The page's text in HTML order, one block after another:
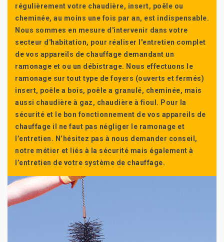
régulièrement votre chaudière, insert, poêle ou
cheminée, au moins une fois par an, est indispensable.
Nous sommes en mesure d'intervenir dans votre
secteur d'habitation, pour réaliser l'entretien complet
de vos appareils de chauffage demandant un
ramonage et ou un débistrage. Nous effectuons le
ramonage sur tout type de foyers (ouverts et fermés)
insert, poêle a bois, poêle a granulé, cheminée, mais
aussi chaudière à gaz, chaudière à fioul. Pour la
sécurité et le bon fonctionnement de vos appareils de
chauffage il ne faut pas négliger le ramonage et
l’entretien. N’hésitez pas à nous demander conseil,
notre métier et liés à la sécurité mais également à
l’entretien de votre système de chauffage.